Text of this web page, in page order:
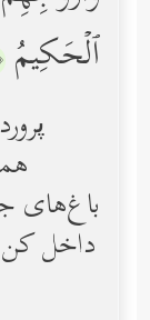
ٱلۡحَكِیمُ
باغ‌های
داخل